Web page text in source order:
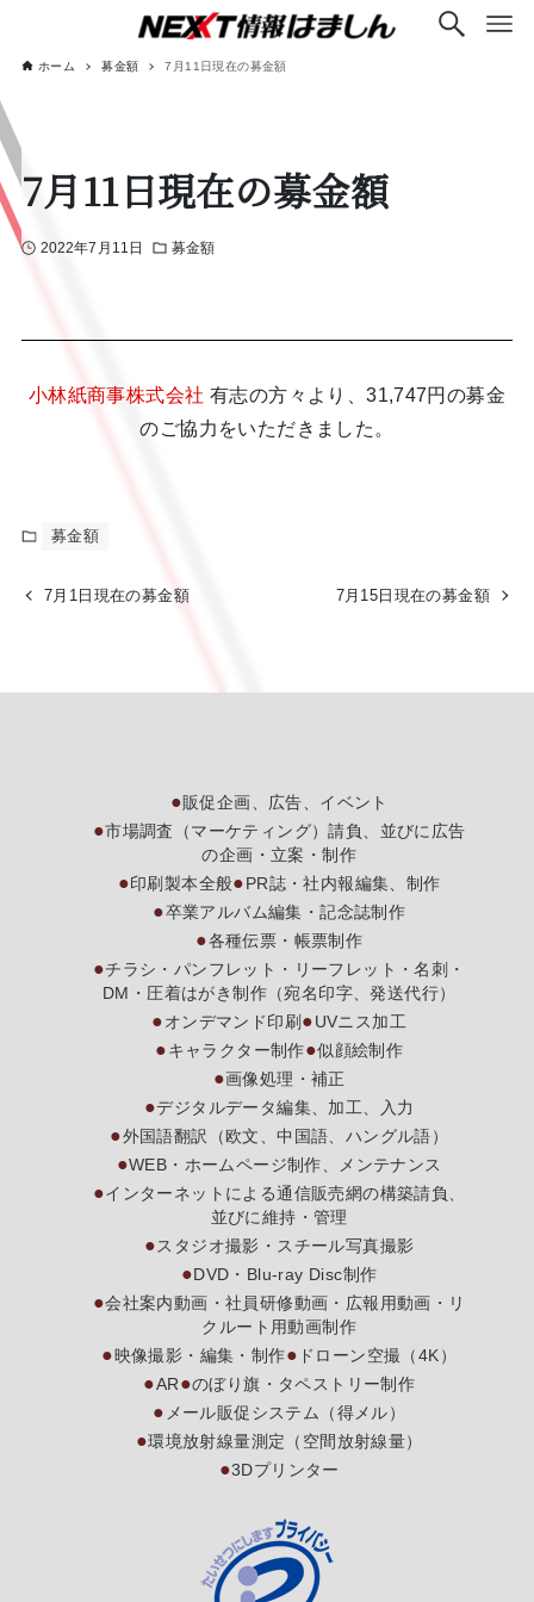
ホーム 募金額 7月11日現在の募金額
7月11日現在の募金額
2022年7月11日 募金額
小林紙商事株式会社 有志の方々より、31,747円の募金
のご協力をいただきました。
募金額
7月1日現在の募金額 7月15日現在の募金額
販促企画、広告、イベント
市場調査（マーケティング）請負、並びに広告
の企画・立案・制作
印刷製本全般
PR誌・社内報編集、制作
卒業アルバム編集・記念誌制作
各種伝票・帳票制作
チラシ・パンフレット・リーフレット・名刺・
DM・圧着はがき制作（宛名印字、発送代行）
オンデマンド印刷
UVニス加工
キャラクター制作
似顔絵制作
画像処理・補正
デジタルデータ編集、加工、入力
外国語翻訳（欧文、中国語、ハングル語）
WEB・ホームページ制作、メンテナンス
インターネットによる通信販売網の構築請負、
並びに維持・管理
スタジオ撮影・スチール写真撮影
DVD・Blu-ray Disc制作
会社案内動画・社員研修動画・広報用動画・リ
クルート用動画制作
映像撮影・編集・制作
ドローン空撮（4K）
AR
のぼり旗・タペストリー制作
メール販促システム（得メル）
環境放射線量測定（空間放射線量）
3Dプリンター